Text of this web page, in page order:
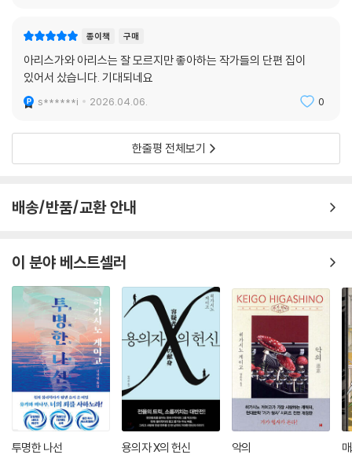
“기억을 잃고 내 소설을 읽어 본다면 어떤 느낌일지 생각한 적이 있는데,
이번 기획 덕분에 유사 체험을 할 수 있었습니다. 아리스가와 아리스 미스
터리는 재미있잖아. 그렇게 기뻐하다가 정신을 차렸습니다. 전부 내가 쓴
작품이 아니잖아….” _ 아리스가와 아리스
종이책 구매
아리스가와 아리스는 잘 모르지만 좋아하는 작가들의 단편 집이
있어서 샀습니다. 기대되네요
s******i 2026.04.06. 0
한줄평 전체보기
배송/반품/교환 안내
이 분야 베스트셀러
투명한 나선 용의자 X의 헌신 악의